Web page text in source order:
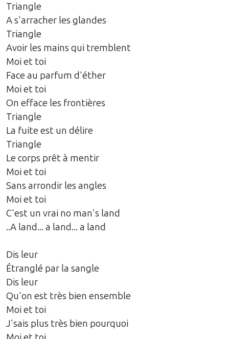
Triangle
A s'arracher les glandes
Triangle
Avoir les mains qui tremblent
Moi et toi
Face au parfum d'éther
Moi et toi
On efface les frontières
Triangle
La fuite est un délire
Triangle
Le corps prêt à mentir
Moi et toi
Sans arrondir les angles
Moi et toi
C'est un vrai no man's land
..A land... a land... a land
Dis leur
Étranglé par la sangle
Dis leur
Qu'on est très bien ensemble
Moi et toi
J'sais plus très bien pourquoi